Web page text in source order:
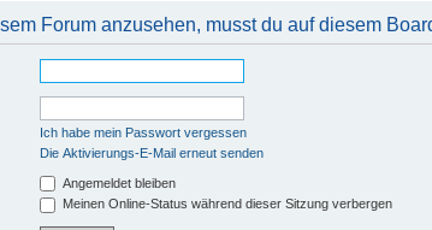
Forum anzusehen, musst du auf diesem
Ich habe mein Passwort vergessen
Die Aktivierungs-E-Mail erneut senden
Angemeldet bleiben
Meinen Online-Status während dieser Sitzung verbergen